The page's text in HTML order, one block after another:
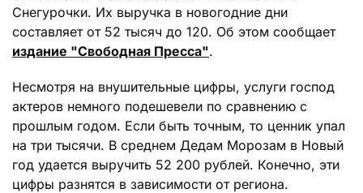
Снегурочки. Их выручка в новогодние дни
составляет от 52 тысяч до 120. Об этом сообщает
издание "Свободная Пресса".
Несмотря на внушительные цифры, услуги господ
актеров немного подешевели по сравнению с
прошлым годом. Если быть точным, то ценник упал
на три тысячи. В среднем Дедам Морозам в Новый
год удается выручить 52 200 рублей. Конечно, эти
цифры разнятся в зависимости от региона.